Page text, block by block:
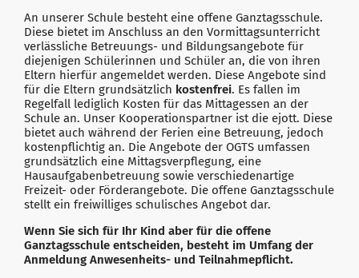
An unserer Schule besteht eine offene Ganztagsschule.
Diese bietet im Anschluss an den Vormittagsunterricht
verlässliche Betreuungs- und Bildungsangebote für
diejenigen Schülerinnen und Schüler an, die von ihren
Eltern hierfür angemeldet werden. Diese Angebote sind
für die Eltern grundsätzlich kostenfrei. Es fallen im
Regelfall lediglich Kosten für das Mittagessen an der
Schule an. Unser Kooperationspartner ist die ejott. Diese
bietet auch während der Ferien eine Betreuung, jedoch
kostenpflichtig an. Die Angebote der OGTS umfassen
grundsätzlich eine Mittagsverpflegung, eine
Hausaufgabenbetreuung sowie verschiedenartige
Freizeit- oder Förderangebote. Die offene Ganztagsschule
stellt ein freiwilliges schulisches Angebot dar.
Wenn Sie sich für Ihr Kind aber für die offene
Ganztagsschule entscheiden, besteht im Umfang der
Anmeldung Anwesenheits- und Teilnahmepflicht.